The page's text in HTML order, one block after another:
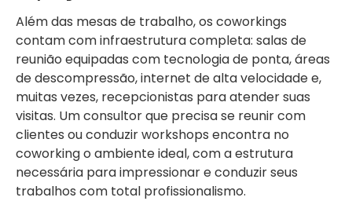
Além das mesas de trabalho, os coworkings
contam com infraestrutura completa: salas de
reunião equipadas com tecnologia de ponta, áreas
de descompressão, internet de alta velocidade e,
muitas vezes, recepcionistas para atender suas
visitas. Um consultor que precisa se reunir com
clientes ou conduzir workshops encontra no
coworking o ambiente ideal, com a estrutura
necessária para impressionar e conduzir seus
trabalhos com total profissionalismo.